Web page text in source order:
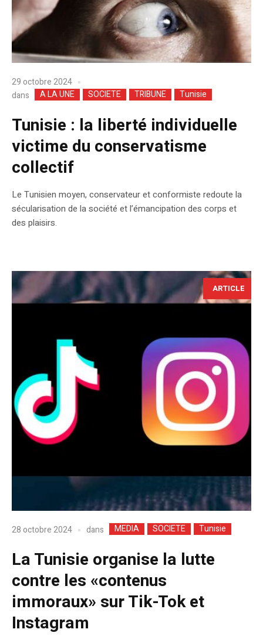
29 octobre 2024
dans
A LA UNE SOCIETE TRIBUNE Tunisie
Tunisie : la liberté individuelle
victime du conservatisme
collectif
Le Tunisien moyen, conservateur et conformiste redoute la
sécularisation de la société et l’émancipation des corps et
des plaisirs.
ARTICLE
28 octobre 2024 dans MEDIA SOCIETE Tunisie
La Tunisie organise la lutte
contre les «contenus
immoraux» sur Tik-Tok et
Instagram